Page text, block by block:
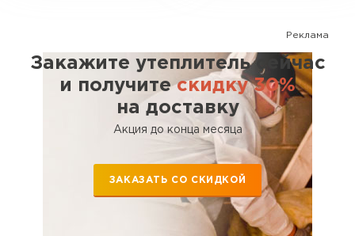
Реклама
Закажите утеплитель сейчас
и получитескидку 30%
на доставку
Акция до конца месяца
ЗАКАЗАТЬ СО СКИДКОЙ